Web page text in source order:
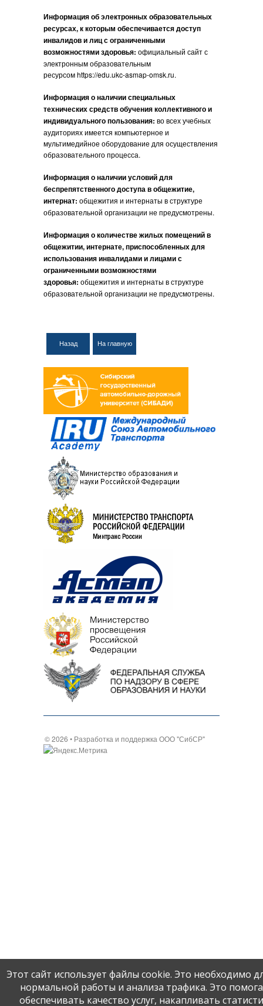
Информация об электронных образовательных
ресурсах, к которым обеспечивается доступ
инвалидов и лиц с ограниченными
возможностями здоровья: официальный сайт с
электронным образовательным
ресурсом https://edu.ukc-asmap-omsk.ru.
Информация о наличии специальных
технических средств обучения коллективного и
индивидуального пользования: во всех учебных
аудиториях имеется компьютерное и
мультимедийное оборудование для осуществления
образовательного процесса.
Информация о наличии условий для
беспрепятственного доступа в общежитие,
интернат: общежития и интернаты в структуре
образовательной организации не предусмотрены.
Информация о количестве жилых помещений в
общежитии, интернате, приспособленных для
использования инвалидами и лицами с
ограниченными возможностями
здоровья: общежития и интернаты в структуре
образовательной организации не предусмотрены.
Назад На главную
© 2026 • Разработка и поддержка ООО "СибСР"
Этот сайт использует файлы cookie. Это необходимо
нормальной работы и анализа трафика. Это
обеспечивать качество услуг, накапливать